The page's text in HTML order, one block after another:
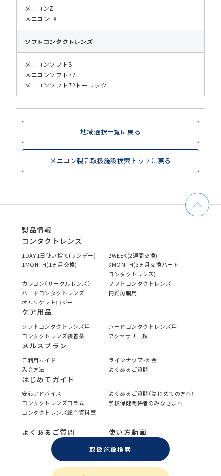
メニコンZ
メニコンEX
ソフト コンタクトレンズ
メニコンソフトS
メニコンソフト72
メニコンソフト72トーリック
地域選択一覧に戻る
メニコン製品取扱施設検索トップに戻る
製品情報
コンタクトレンズ
1DAY 1日使い捨て(ワンデー)
2WEEK(2週間交換)
1MONTH(1ヵ月交換)
3MONTH(3ヵ月交換ハード
コンタクトレンズ)
カラコン（サークルレンズ）
ソフトコンタクトレンズ
ハードコンタクトレンズ
円錐角膜用
オルソケラトロジー
ケア用品
ソフトコンタクトレンズ用
ハードコンタクトレンズ用
コンタクトレンズ装着薬
アクセサリー類
メルスプラン
ご利用ガイド
ラインナップ・料金
入会方法
よくあるご質問
はじめてガイド
安心アドバイス
よくあるご質問（はじめての方へ）
コンタクトレンズコラム
学校保健関係者のみなさまへ
コンタクトレンズ総合資料室
よくあるご質問 使い方動画
取扱施設検索